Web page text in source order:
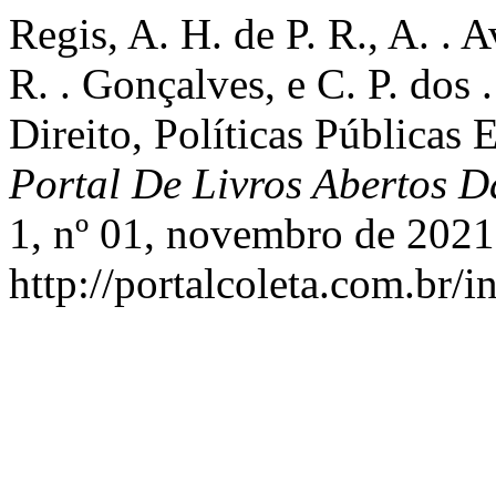
Regis, A. H. de P. R., A. .
R. . Gonçalves, e C. P.
Direito, Políticas Públicas
Portal De Livros Abertos
1, nº 01, novembro de
http://portalcoleta.com.br/